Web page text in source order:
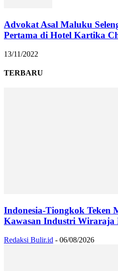
Advokat Asal Maluku
Pertama di Hotel Kartika
13/11/2022
TERBARU
Indonesia-Tiongkok Teken
Kawasan Industri Wiraraja
Redaksi Bulir.id - 06/08/2026